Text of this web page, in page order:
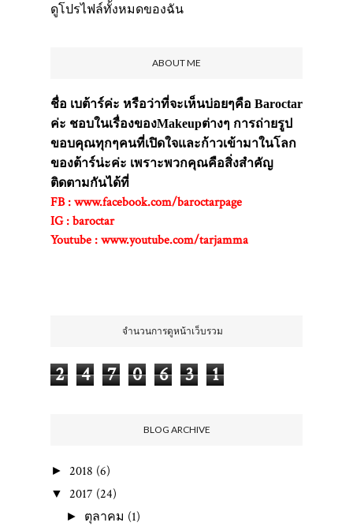
ดูโปรไฟล์ทั้งหมดของฉัน
ABOUT ME
ชื่อ เบต้าร์ค่ะ หรือว่าที่จะเห็นบ่อยๆคือ Baroctar
ค่ะ ชอบในเรื่องของMakeupต่างๆ การถ่ายรูป
ขอบคุณทุกๆคนที่เปิดใจและก้าวเข้ามาในโลก
ของต้าร์น่ะค่ะ เพราะพวกคุณคือสิ่งสำคัญ
ติดตามกันได้ที่
FB : www.facebook.com/baroctarpage
IG : baroctar
Youtube : www.youtube.com/tarjamma
จำนวนการดูหน้าเว็บรวม
2 4 7 0 6 3 1
BLOG ARCHIVE
► 2018 (6)
▼ 2017 (24)
► ตุลาคม (1)